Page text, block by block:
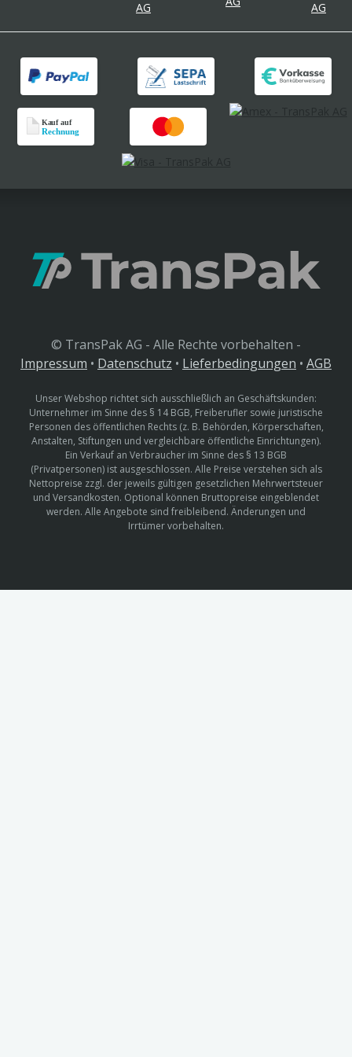
© TransPak AG - Alle Rechte vorbehalten -
Impressum • Datenschutz • Lieferbedingungen • AGB
Unser Webshop richtet sich ausschließlich an Geschäftskunden:
Unternehmer im Sinne des § 14 BGB, Freiberufler sowie juristische
Personen des öffentlichen Rechts (z. B. Behörden, Körperschaften,
Anstalten, Stiftungen und vergleichbare öffentliche Einrichtungen).
Ein Verkauf an Verbraucher im Sinne des § 13 BGB
(Privatpersonen) ist ausgeschlossen. Alle Preise verstehen sich als
Nettopreise zzgl. der jeweils gültigen gesetzlichen Mehrwertsteuer
und Versandkosten. Optional können Bruttopreise eingeblendet
werden. Alle Angebote sind freibleibend. Änderungen und
Irrtümer vorbehalten.